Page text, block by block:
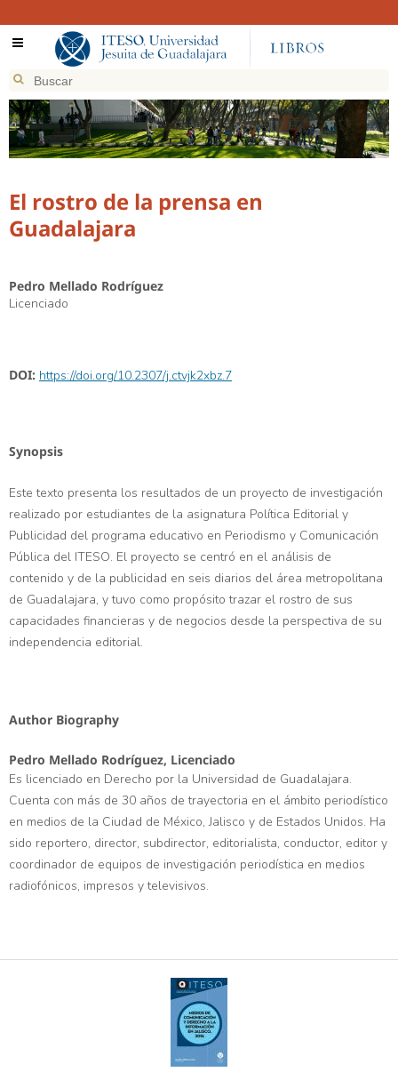
El rostro de la prensa en
Guadalajara
Pedro Mellado Rodríguez
Licenciado
DOI: https://doi.org/10.2307/j.ctvjk2xbz.7
Synopsis
Este texto presenta los resultados de un proyecto de investigación
realizado por estudiantes de la asignatura Política Editorial y
Publicidad del programa educativo en Periodismo y Comunicación
Pública del ITESO. El proyecto se centró en el análisis de
contenido y de la publicidad en seis diarios del área metropolitana
de Guadalajara, y tuvo como propósito trazar el rostro de sus
capacidades financieras y de negocios desde la perspectiva de su
independencia editorial.
Author Biography
Pedro Mellado Rodríguez, Licenciado
Es licenciado en Derecho por la Universidad de Guadalajara.
Cuenta con más de 30 años de trayectoria en el ámbito periodístico
en medios de la Ciudad de México, Jalisco y de Estados Unidos. Ha
sido reportero, director, subdirector, editorialista, conductor, editor y
coordinador de equipos de investigación periodística en medios
radiofónicos, impresos y televisivos.